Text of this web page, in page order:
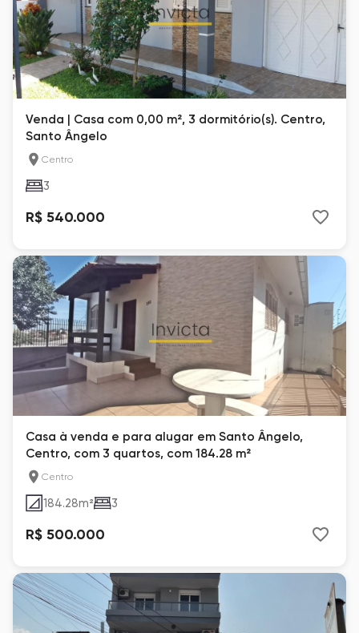
Venda | Casa com 0,00 m², 3 dormitório(s). Centro,
Santo Ângelo
Centro
3
R$ 540.000
Casa à venda e para alugar em Santo Ângelo,
Centro, com 3 quartos, com 184.28 m²
Centro
184.28m² 3
R$ 500.000